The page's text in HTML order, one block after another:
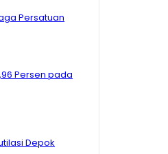
#shorts #trending
Bandingkan Indonesia dengan
Persatuan
Persen pada
Depok